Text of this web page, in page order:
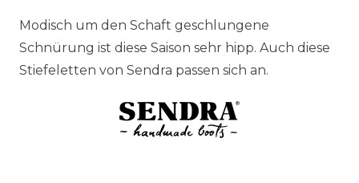
Modisch um den Schaft geschlungene
Schnürung ist diese Saison sehr hipp. Auch diese
Stiefeletten von Sendra passen sich an.